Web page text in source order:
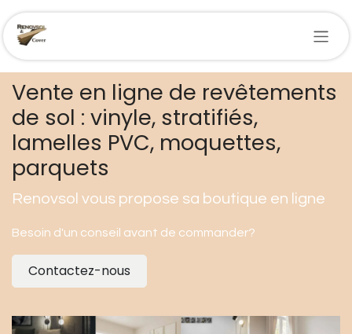
Se rendre au contenu
Vente en ligne de revêtements
de sol : vinyle, stratifiés,
lamelles PVC, moquettes,
parquets
Renovsol vous propose sa boutique en ligne
Besoin d'un conseil avant de commander?
Contactez-nous